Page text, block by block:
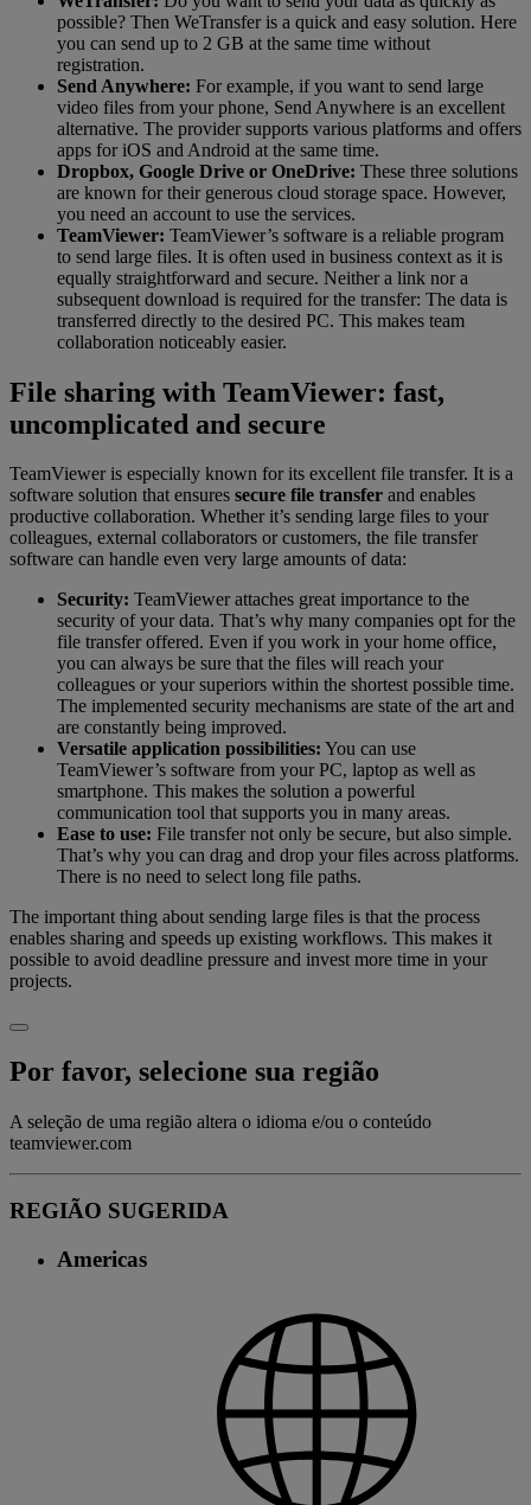
possible? Then WeTransfer is a quick and easy solution. Here
you can send up to 2 GB at the same time without
registration.
Send Anywhere: For example, if you want to send large
video files from your phone, Send Anywhere is an excellent
alternative. The provider supports various platforms and offers
apps for iOS and Android at the same time.
Dropbox, Google Drive or OneDrive: These three solutions
are known for their generous cloud storage space. However,
you need an account to use the services.
TeamViewer: TeamViewer’s software is a reliable program
to send large files. It is often used in business context as it is
equally straightforward and secure. Neither a link nor a
subsequent download is required for the transfer: The data is
transferred directly to the desired PC. This makes team
collaboration noticeably easier.
File sharing with TeamViewer: fast,
uncomplicated and secure
TeamViewer is especially known for its excellent file transfer. It is a
software solution that ensures secure file transfer and enables
productive collaboration. Whether it’s sending large files to your
colleagues, external collaborators or customers, the file transfer
software can handle even very large amounts of data:
Security: TeamViewer attaches great importance to the
security of your data. That’s why many companies opt for the
file transfer offered. Even if you work in your home office,
you can always be sure that the files will reach your
colleagues or your superiors within the shortest possible time.
The implemented security mechanisms are state of the art and
are constantly being improved.
Versatile application possibilities: You can use
TeamViewer’s software from your PC, laptop as well as
smartphone. This makes the solution a powerful
communication tool that supports you in many areas.
Ease to use: File transfer not only be secure, but also simple.
That’s why you can drag and drop your files across platforms.
There is no need to select long file paths.
The important thing about sending large files is that the process
enables sharing and speeds up existing workflows. This makes it
possible to avoid deadline pressure and invest more time in your
projects.
Por favor, selecione sua região
A seleção de uma região altera o idioma e/ou o conteúdo
teamviewer.com
REGIÃO SUGERIDA
Americas